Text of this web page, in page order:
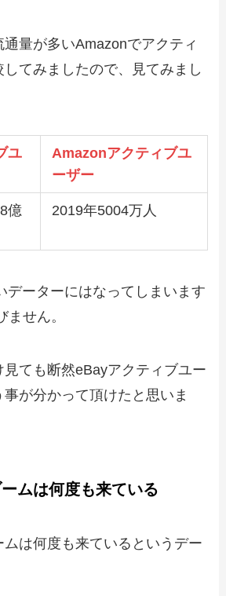
量が多いAmazonでアクティ
てみましたので、見てみまし
ユ
Amazonアクティブユ
ーザー
億
2019年5004万人
データーにはなってしまいます
ません。
ても断然eBayアクティブユー
が分かって頂けたと思いま
ムは何度も来ている
は何度も来ているというデー